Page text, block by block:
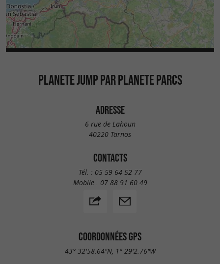
PLANETE JUMP PAR PLANETE PARCS
ADRESSE
6 rue de Lahoun
40220 Tarnos
CONTACTS
Tél. : 05 59 64 52 77
Mobile : 07 88 91 60 49
COORDONNÉES GPS
43° 32'58.64"N, 1° 29'2.76"W